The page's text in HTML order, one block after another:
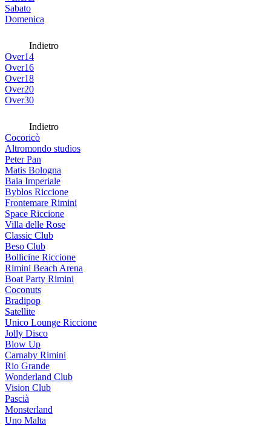
Sabato
Domenica
Indietro
Over14
Over16
Over18
Over20
Over30
Indietro
Cocoricò
Altromondo studios
Peter Pan
Matis Bologna
Baia Imperiale
Byblos Riccione
Frontemare Rimini
Space Riccione
Villa delle Rose
Classic Club
Beso Club
Bollicine Riccione
Rimini Beach Arena
Boat Party Rimini
Coconuts
Bradipop
Satellite
Unico Lounge Riccione
Jolly Disco
Blow Up
Carnaby Rimini
Rio Grande
Wonderland Club
Vision Club
Pascià
Monsterland
Uno Malta